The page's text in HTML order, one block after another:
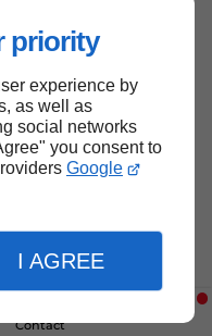
priority
experience by
as well as
social networks
you consent to
Google
I AGREE
Contact